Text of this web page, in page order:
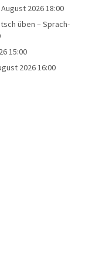
August 2026 18:00
üben – Sprach-
15:00
2026 16:00